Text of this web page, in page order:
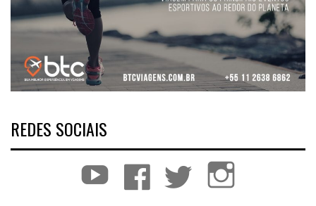
REDES SOCIAIS
YouTube Facebook Twitter